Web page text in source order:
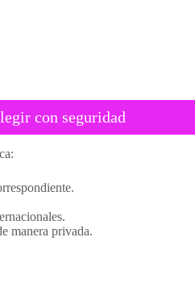
con seguridad
manera privada.